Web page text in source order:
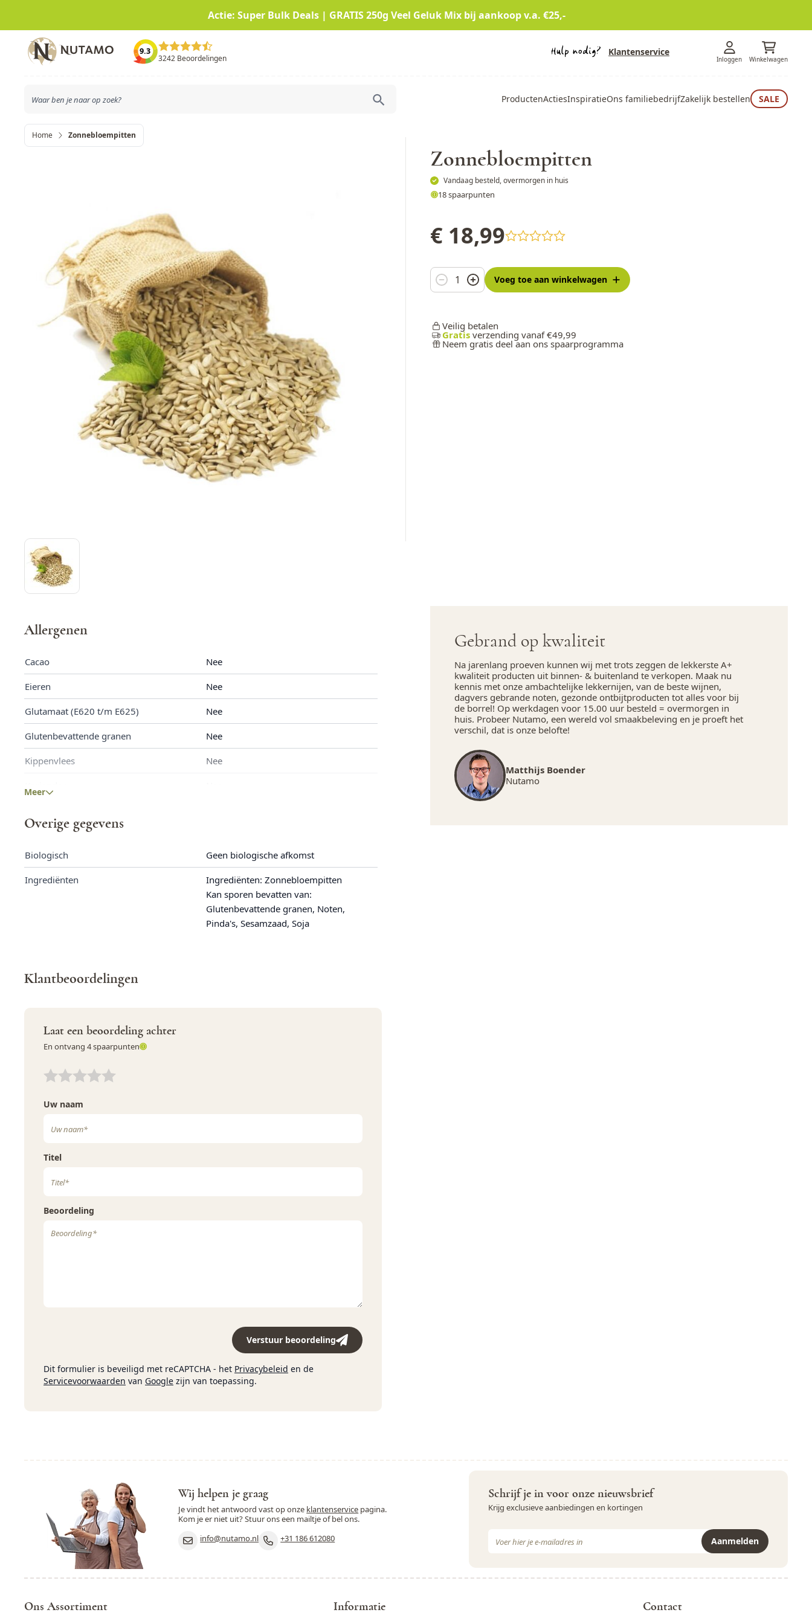
Actie: Super Bulk Deals | GRATIS 250g Veel Geluk Mix bij aankoop v.a. €25,-
Ga naar de inhoud
9.3
3242 Beoordelingen
Klantenservice
Inloggen Winkelwagen
ProductenActiesInspiratieOns familiebedrijfZakelijk bestellen SALE
Home Zonnebloempitten
Zonnebloempitten
Vandaag besteld, overmorgen in huis
18 spaarpunten
€ 18,99
Aantal Voeg toeaan winkelwagen
Veilig betalen
Gratis verzending vanaf €49,99
Neem gratis deel aan ons spaarprogramma
Allergenen
Cacao Nee
Eieren Nee
Glutamaat (E620 t/m E625) Nee
Glutenbevattende granen Nee
Kippenvlees Nee
Melk Nee
Mosterd Nee
Nee
Rogge
Schaaldieren
Sesamzaad
Varkensvlees
Weekdieren
Wortel
Zwaveldioxide en sulfieten
Meer
Overige gegevens
Biologisch Geen biologische afkomst
Ingrediënten
Ingrediënten: Zonnebloempitten
Kan sporen bevatten van:
Glutenbevattende granen, Noten,
Pinda's, Sesamzaad, Soja
Gebrand op kwaliteit
Na jarenlang proeven kunnen wij met trots zeggen de lekkerste A+
kwaliteit producten uit binnen- & buitenland te verkopen. Maak nu
kennis met onze ambachtelijke lekkernijen, van de beste wijnen,
dagvers gebrande noten, gezonde ontbijtproducten tot alles voor bij
de borrel! Op werkdagen voor 15.00 uur besteld = overmorgen in
huis. Probeer Nutamo, een wereld vol smaakbeleving en je proeft het
verschil, dat is onze belofte!
Matthijs Boender
Nutamo
Klantbeoordelingen
Laat een beoordeling achter
En ontvang 4 spaarpunten
Uw waardering:
Uw naam
Titel
Beoordeling
Verstuur beoordeling
Dit formulier is beveiligd met reCAPTCHA - het Privacybeleid en de
Servicevoorwaarden van Google zijn van toepassing.
Wij helpen je graag
Je vindt het antwoord vast op onze klantenservice pagina.
Kom je er niet uit? Stuur ons een mailtje of bel ons.
info@nutamo.nl
+31 186 612080
Schrijf je in voor onze nieuwsbrief
Krijg exclusieve aanbiedingen en kortingen
Aanmelden
Ons Assortiment Informatie Contact